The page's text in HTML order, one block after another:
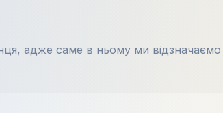
адже саме в ньому ми